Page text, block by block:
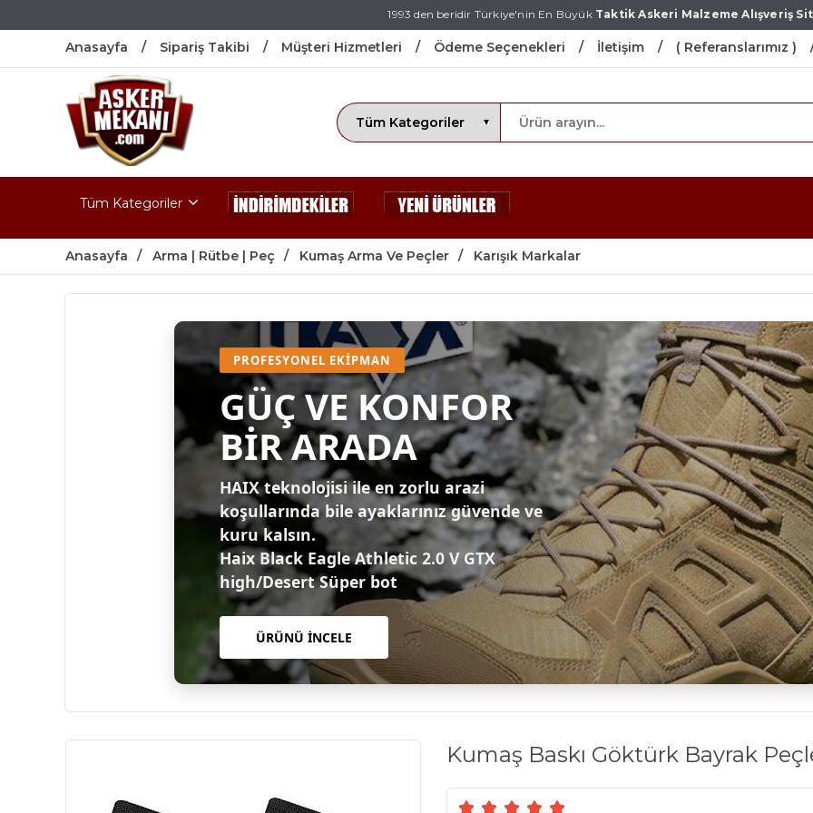
1993 den beridir Türkiye'nin En BüyükTaktik Askeri Malzeme Alışveriş
Anasayfa Sipariş Takibi Müşteri Hizmetleri Ödeme Seçenekleri İletişim ( Referanslarımız )
Tüm Kategoriler
Anasayfa Arma | Rütbe | Peç Kumaş Arma Ve Peçler Karışık Markalar
PROFESYONEL EKIPMAN
GÜÇ VE KONFOR
BİR ARADA
HAIX teknolojisi ile en zorlu arazi
koşullarında bile ayaklarınız güvende ve
kuru kalsın.
Haix Black Eagle Athletic 2.0 V GTX
high/Desert Süper bot
ÜRÜNÜ İNCELE
Kumaş Baskı Göktürk Bayrak